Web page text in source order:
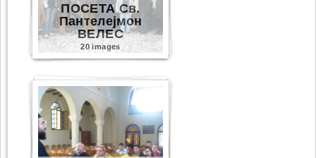
ПОСЕТА Св.
Пантелејмон
ВЕЛЕС
20 images